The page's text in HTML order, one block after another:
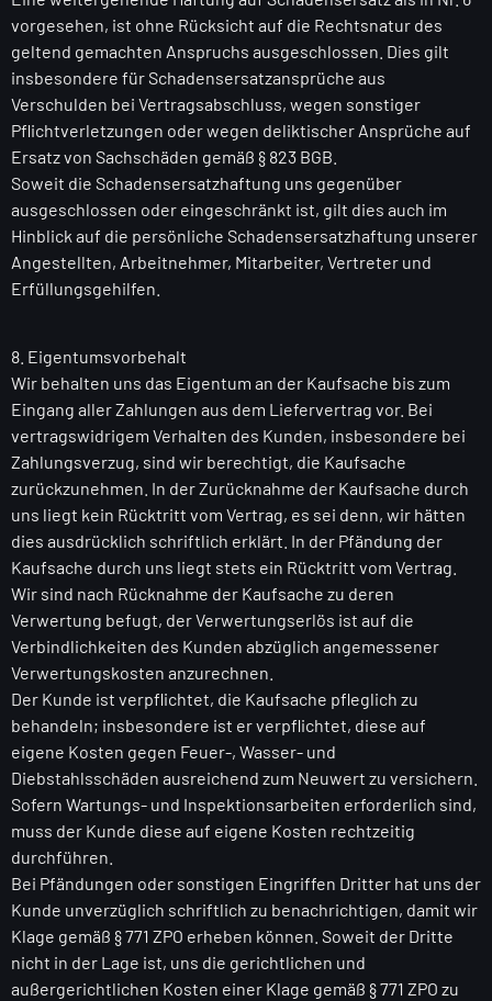
vorgesehen, ist ohne Rücksicht auf die Rechtsnatur des
geltend gemachten Anspruchs ausgeschlossen. Dies gilt
insbesondere für Schadensersatzansprüche aus
Verschulden bei Vertragsabschluss, wegen sonstiger
Pflichtverletzungen oder wegen deliktischer Ansprüche auf
Ersatz von Sachschäden gemäß § 823 BGB.
Soweit die Schadensersatzhaftung uns gegenüber
ausgeschlossen oder eingeschränkt ist, gilt dies auch im
Hinblick auf die persönliche Schadensersatzhaftung unserer
Angestellten, Arbeitnehmer, Mitarbeiter, Vertreter und
Erfüllungsgehilfen.
8. Eigentumsvorbehalt
Wir behalten uns das Eigentum an der Kaufsache bis zum
Eingang aller Zahlungen aus dem Liefervertrag vor. Bei
vertragswidrigem Verhalten des Kunden, insbesondere bei
Zahlungsverzug, sind wir berechtigt, die Kaufsache
zurückzunehmen. In der Zurücknahme der Kaufsache durch
uns liegt kein Rücktritt vom Vertrag, es sei denn, wir hätten
dies ausdrücklich schriftlich erklärt. In der Pfändung der
Kaufsache durch uns liegt stets ein Rücktritt vom Vertrag.
Wir sind nach Rücknahme der Kaufsache zu deren
Verwertung befugt, der Verwertungserlös ist auf die
Verbindlichkeiten des Kunden abzüglich angemessener
Verwertungskosten anzurechnen.
Der Kunde ist verpflichtet, die Kaufsache pfleglich zu
behandeln; insbesondere ist er verpflichtet, diese auf
eigene Kosten gegen Feuer-, Wasser- und
Diebstahlsschäden ausreichend zum Neuwert zu versichern.
Sofern Wartungs- und Inspektionsarbeiten erforderlich sind,
muss der Kunde diese auf eigene Kosten rechtzeitig
durchführen.
Bei Pfändungen oder sonstigen Eingriffen Dritter hat uns der
Kunde unverzüglich schriftlich zu benachrichtigen, damit wir
Klage gemäß § 771 ZPO erheben können. Soweit der Dritte
nicht in der Lage ist, uns die gerichtlichen und
außergerichtlichen Kosten einer Klage gemäß § 771 ZPO zu